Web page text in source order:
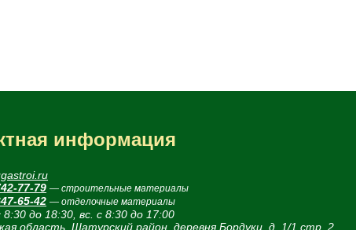
информация
77-79 — строительные материалы
65-42 — отделочные материалы
8:30 до 18:30, вс. с 8:30 до 17:00
область, Шатурский район, деревня Бордуки, д. 1/1 стр. 2